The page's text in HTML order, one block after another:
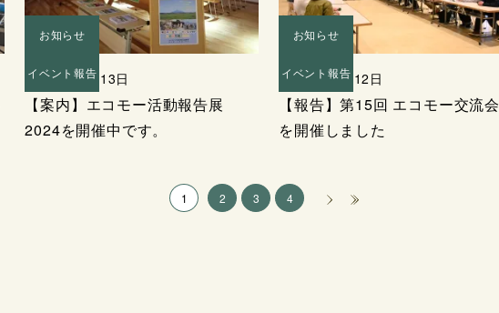
お知らせ
イベント報告
2025年02月13日
【案内】エコモー活動報告展
2024を開催中です。
お知らせ
イベント報告
2025年02月12日
【報告】第15回 エコモー交流会
を開催しました
1 2 3 4